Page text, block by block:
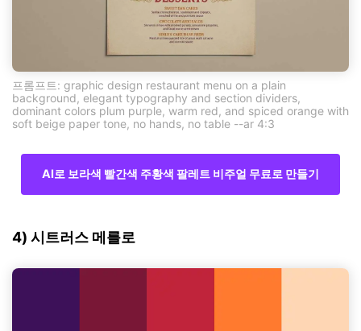
프롬프트: graphic design restaurant menu on a plain
background, elegant typography and section dividers,
dominant colors plum purple, warm red, and spiced orange with
soft beige paper tone, no hands, no table --ar 4:3
AI로 보라색 빨간색 주황색 팔레트 비주얼 무료로 만들기
4) 시트러스 메를로